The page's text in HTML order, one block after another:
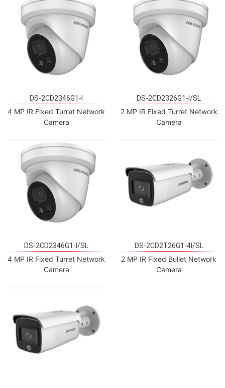
DS-2CD2346G1-I
4 MP IR Fixed Turret Network
Camera
DS-2CD2326G1-I/SL
2 MP IR Fixed Turret Network
Camera
DS-2CD2346G1-I/SL
4 MP IR Fixed Turret Network
Camera
DS-2CD2T26G1-4I/SL
2 MP IR Fixed Bullet Network
Camera